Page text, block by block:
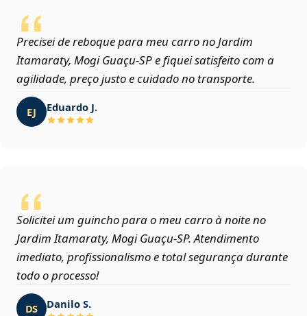
Precisei de reboque para meu carro no Jardim
Itamaraty, Mogi Guaçu‑SP e fiquei satisfeito com a
agilidade, preço justo e cuidado no transporte.
EJ Eduardo J.
Solicitei um guincho para o meu carro à noite no
Jardim Itamaraty, Mogi Guaçu‑SP. Atendimento
imediato, profissionalismo e total segurança durante
todo o processo!
DS Danilo S.